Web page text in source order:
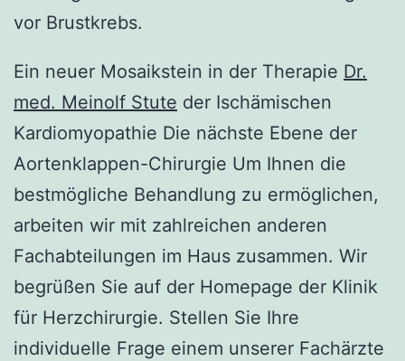
vor Brustkrebs.
Ein neuer Mosaikstein in der Therapie Dr.
med. Meinolf Stute der Ischämischen
Kardiomyopathie Die nächste Ebene der
Aortenklappen-Chirurgie Um Ihnen die
bestmögliche Behandlung zu ermöglichen,
arbeiten wir mit zahlreichen anderen
Fachabteilungen im Haus zusammen. Wir
begrüßen Sie auf der Homepage der Klinik
für Herzchirurgie. Stellen Sie Ihre
individuelle Frage einem unserer Fachärzte